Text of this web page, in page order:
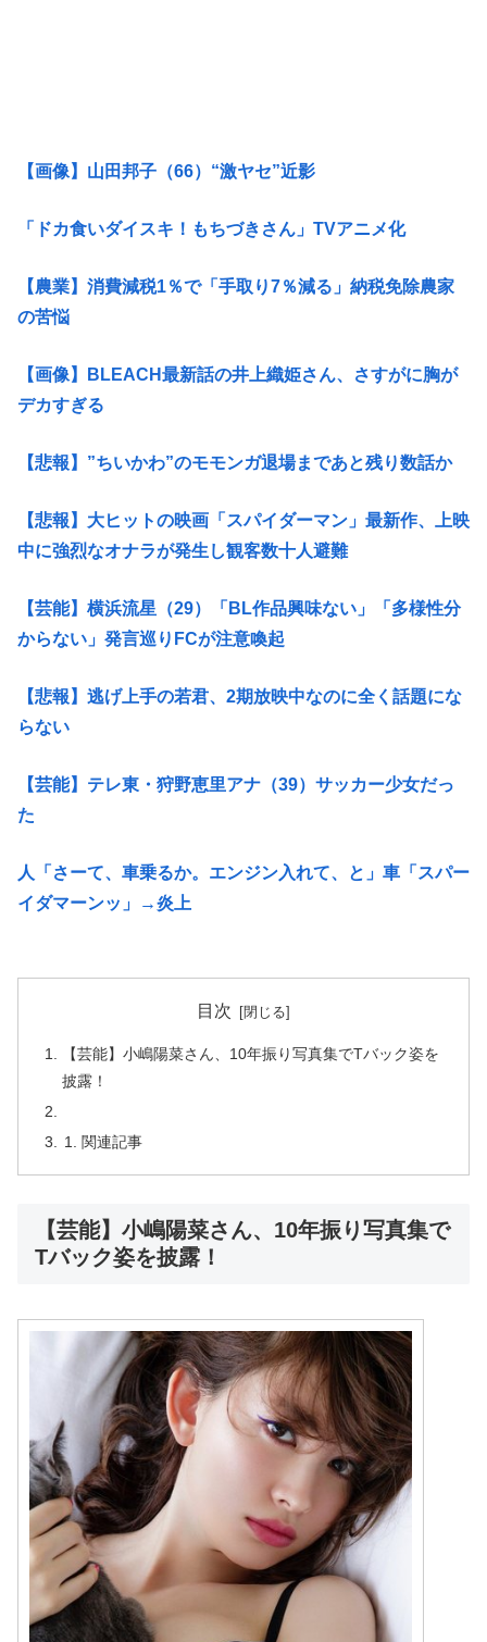
【画像】山田邦子（66）“激ヤセ”近影
「ドカ食いダイスキ！もちづきさん」TVアニメ化
【農業】消費減税1％で「手取り7％減る」納税免除農家
の苦悩
【画像】BLEACH最新話の井上織姫さん、さすがに胸が
デカすぎる
【悲報】”ちいかわ”のモモンガ退場まであと残り数話か
【悲報】大ヒットの映画「スパイダーマン」最新作、上映
中に強烈なオナラが発生し観客数十人避難
【芸能】横浜流星（29）「BL作品興味ない」「多様性分
からない」発言巡りFCが注意喚起
【悲報】逃げ上手の若君、2期放映中なのに全く話題にな
らない
【芸能】テレ東・狩野恵里アナ（39）サッカー少女だっ
た
人「さーて、車乗るか。エンジン入れて、と」車「スパー
イダマーンッ」→炎上
目次
【芸能】小嶋陽菜さん、10年振り写真集でTバック姿を
披露！
関連記事
【芸能】小嶋陽菜さん、10年振り写真集で
Tバック姿を披露！